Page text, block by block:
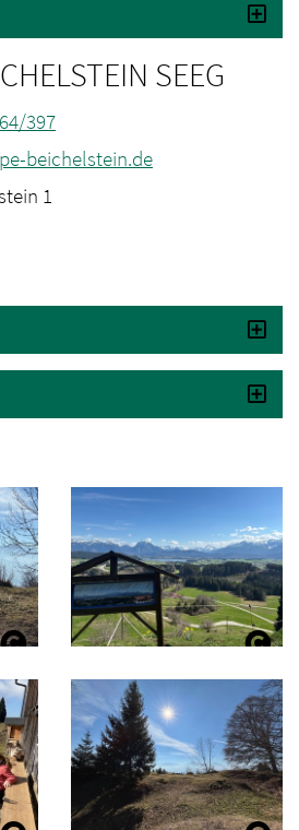
SEEG
397
beichelstein.de
1